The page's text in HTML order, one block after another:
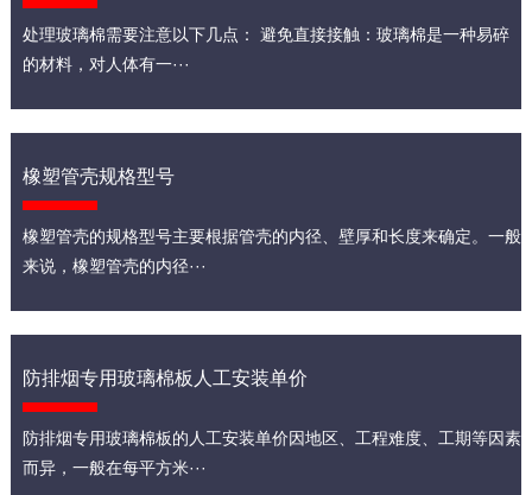
处理玻璃棉需要注意以下几点： 避免直接接触：玻璃棉是一种易碎
的材料，对人体有一···
橡塑管壳规格型号
橡塑管壳的规格型号主要根据管壳的内径、壁厚和长度来确定。一般
来说，橡塑管壳的内径···
防排烟专用玻璃棉板人工安装单价
防排烟专用玻璃棉板的人工安装单价因地区、工程难度、工期等因素
而异，一般在每平方米···